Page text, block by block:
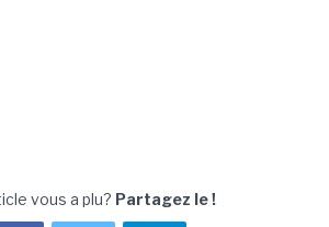
vous a plu? Partagez le !